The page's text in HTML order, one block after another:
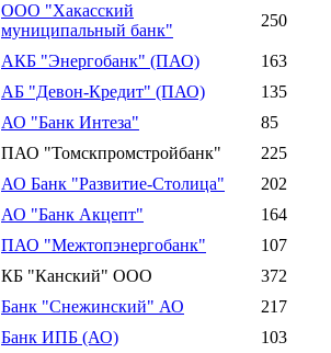
ООО "Хакасский
муниципальный банк"
250
АКБ "Энергобанк" (ПАО)
163
АБ "Девон-Кредит" (ПАО)
135
АО "Банк Интеза"
85
ПАО "Томскпромстройбанк"
225
АО Банк "Развитие-Столица"
202
АО "Банк Акцепт"
164
ПАО "Межтопэнергобанк"
107
КБ "Канский" ООО
372
Банк "Снежинский" АО
217
Банк ИПБ (АО)
103